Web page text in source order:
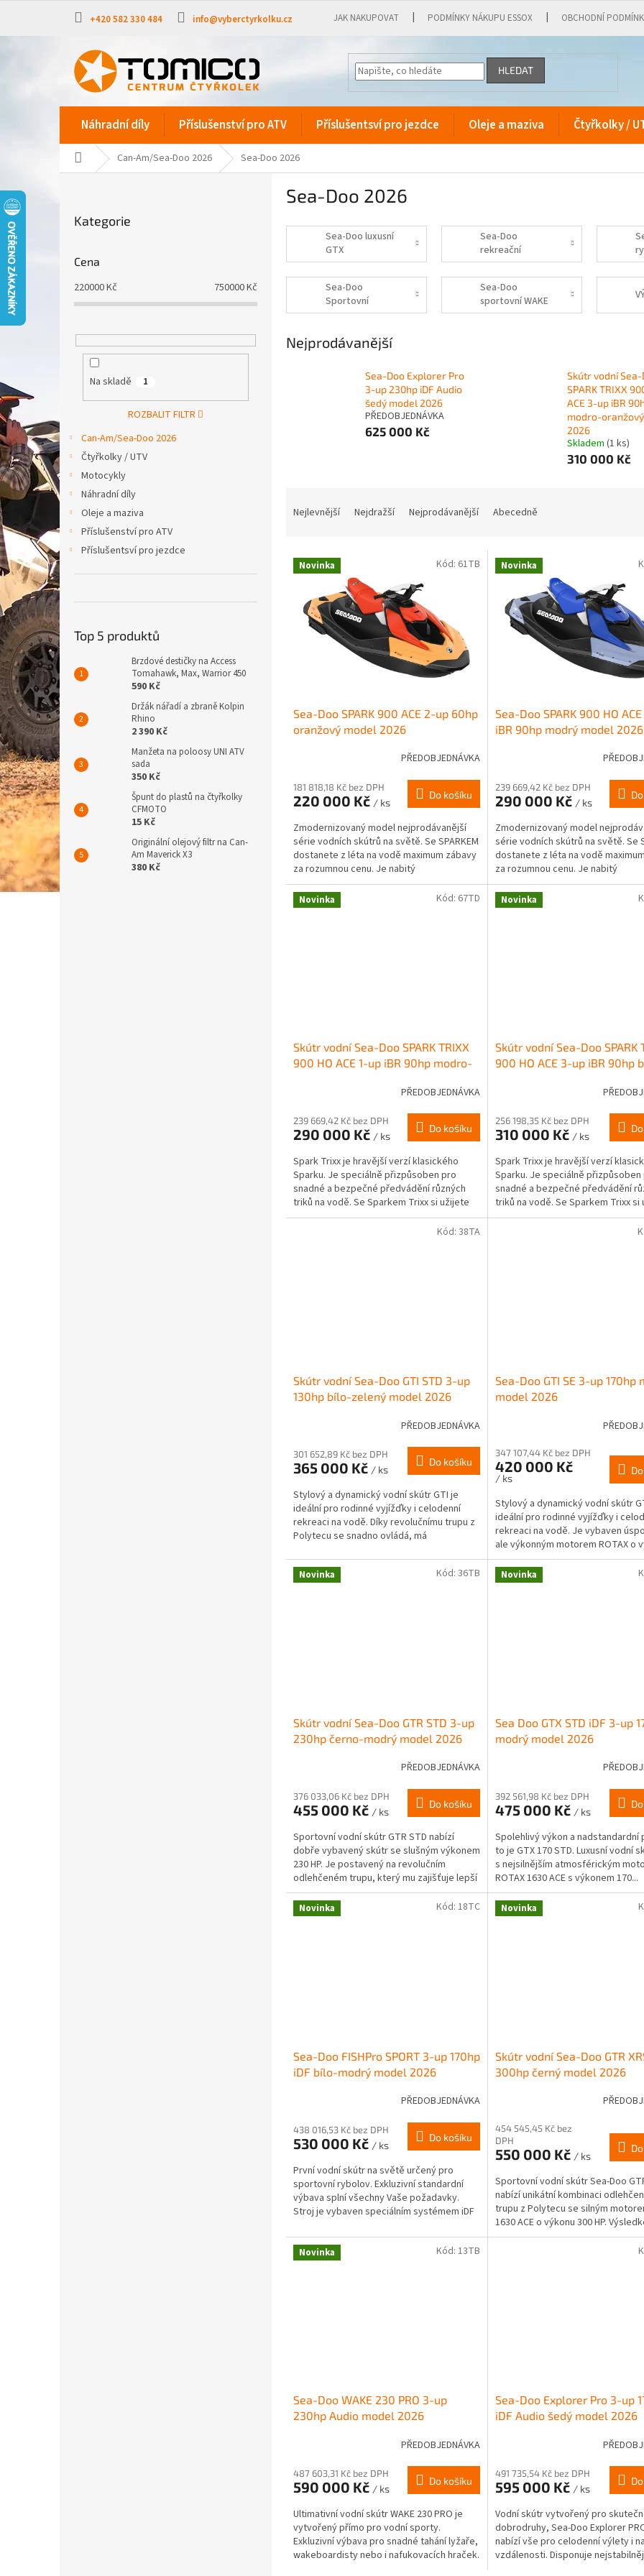
obsah
+420 582 330 484 info@vyberctyrkolku.cz JAK NAKUPOVAT PODMÍNKY NÁKUPU ESSOX OBCHODNÍ
HLEDAT
Náhradní díly Příslušenství pro ATV Příslušentsví pro jezdce Oleje a maziva Čtyřkolky /
Domů Can-Am/Sea-Doo 2026 Sea-Doo 2026
kategorie
Kategorie
Cena
220000Kč 750000Kč
Na skladě 1
ROZBALIT FILTR
Can-Am/Sea-Doo 2026
Čtyřkolky / UTV
Motocykly
Náhradní díly
Oleje a maziva
Příslušenství pro ATV
Příslušentsví pro jezdce
Top 5 produktů
Brzdové destičky na Access
Tomahawk, Max, Warrior 450
590 Kč
Držák nářadí a zbraně Kolpin
Rhino
2 390 Kč
Manžeta na poloosy UNI ATV
sada
350 Kč
Špunt do plastů na čtyřkolky
CFMOTO
15 Kč
Originální olejový filtr na Can-
Am Maverick X3
380 Kč
Sea-Doo 2026
Sea-Doo luxusní
GTX
Sea-Doo
rekreační
GTS/GTI
Sea-Doo
Sportovní
RXP/RXT/GTR
Sea-Doo
sportovní WAKE
Nejprodávanější
Sea-Doo Explorer Pro
3-up 230hp iDF Audio
šedý model 2026
PŘEDOBJEDNÁVKA
625 000 Kč
Skútr vodní Sea-
SPARK TRIXX
ACE 3-up iBR
modro-oranžový
2026
Skladem (1 ks)
310 000 Kč
n
Nejlevnější Nejdražší Nejprodávanější Abecedně
V Novinka
Sea-Doo SPARK 900 ACE 2-up 60hp
oranžový model 2026
PŘEDOBJEDNÁVKA
181 818,18 Kč bez DPH
220 000 Kč / ks
Do košíku
Zmodernizovaný model nejprodávanější
série vodních skútrů na světě. Se SPARKEM
dostanete z léta na vodě maximum zábavy
za rozumnou cenu. Je nabitý
technologickými inovacemi,...
Kód: 61TB Novinka
Sea-Doo SPARK 900 HO
iBR 90hp modrý model 2026
239 669,42 Kč bez DPH
290 000 Kč / ks
Zmodernizovaný model
série vodních skútrů na světě. Se
dostanete z léta na vodě
za rozumnou cenu. Je nabitý
technologickými inovacemi,...
Novinka
Skútr vodní Sea-Doo SPARK TRIXX
900 HO ACE 1-up iBR 90hp modro-
PŘEDOBJEDNÁVKA
239 669,42 Kč bez DPH
290 000 Kč / ks
Do košíku
Spark Trixx je hravější verzí klasického
Sparku. Je speciálně přizpůsoben pro
snadné a bezpečné předvádění různých
triků na vodě. Se Sparkem Trixx si užijete
spoustu zábavy a...
Kód: 67TD Novinka
Skútr vodní Sea-Doo SPARK
900 HO ACE 3-up iBR 90hp
256 198,35 Kč bez DPH
310 000 Kč / ks
Spark Trixx je hravější verzí
Sparku. Je speciálně
snadné a bezpečné předvádění
triků na vodě. Se Sparkem Trixx si
spoustu zábavy a...
Skútr vodní Sea-Doo GTI STD 3-up
130hp bílo-zelený model 2026
PŘEDOBJEDNÁVKA
301 652,89 Kč bez DPH
365 000 Kč / ks
Do košíku
Stylový a dynamický vodní skútr GTI je
ideální pro rodinné vyjížďky i celodenní
rekreaci na vodě. Díky revolučnímu trupu z
Polytecu se snadno ovládá, má
Kód: 38TA
Sea-Doo GTI SE 3-up 170hp
model 2026
347 107,44 Kč bez DPH
420 000 Kč
/ ks
Stylový a dynamický vodní skútr
ideální pro rodinné vyjížďky i
rekreaci na vodě. Je vybaven
ale výkonným motorem ROTAX o
170 HP, a také...
Novinka
Skútr vodní Sea-Doo GTR STD 3-up
230hp černo-modrý model 2026
PŘEDOBJEDNÁVKA
376 033,06 Kč bez DPH
455 000 Kč / ks
Do košíku
Sportovní vodní skútr GTR STD nabízí
dobře vybavený skútr se slušným výkonem
230 HP. Je postavený na revolučním
odlehčeném trupu, který mu zajišťuje lepší
stabilitu, nižší...
Kód: 36TB Novinka
Sea Doo GTX STD iDF 3-up
modrý model 2026
392 561,98 Kč bez DPH
475 000 Kč / ks
Spolehlivý výkon a nadstandardní
to je GTX 170 STD. Luxusní vodní
s nejsilnějším atmosférickým
ROTAX 1630 ACE s výkonem 170...
Novinka
Sea-Doo FISHPro SPORT 3-up 170hp
iDF bílo-modrý model 2026
PŘEDOBJEDNÁVKA
438 016,53 Kč bez DPH
530 000 Kč / ks
Do košíku
První vodní skútr na světě určený pro
sportovní rybolov. Exkluzivní standardní
výbava splní všechny Vaše požadavky.
Stroj je vybaven speciálním systémem iDF
Kód: 18TC Novinka
Skútr vodní Sea-Doo GTR
300hp černý model 2026
454 545,45 Kč bez
DPH
550 000 Kč / ks
Sportovní vodní skútr Sea-Doo
nabízí unikátní kombinaci
trupu z Polytecu se silným
1630 ACE o výkonu 300 HP.
úžasně dynamický a...
Novinka
Sea-Doo WAKE 230 PRO 3-up
230hp Audio model 2026
PŘEDOBJEDNÁVKA
487 603,31 Kč bez DPH
590 000 Kč / ks
Do košíku
Ultimativní vodní skútr WAKE 230 PRO je
vytvořený přímo pro vodní sporty.
Exkluzivní výbava pro snadné tahání lyžaře,
wakeboardisty nebo i nafukovacích hraček.
Kód: 13TB
Sea-Doo Explorer Pro 3-up
iDF Audio šedý model 2026
491 735,54 Kč bez DPH
595 000 Kč / ks
Vodní skútr vytvořený pro
dobrodruhy, Sea-Doo Explorer
nabízí vše pro celodenní výlety i
vzdálenosti. Disponuje